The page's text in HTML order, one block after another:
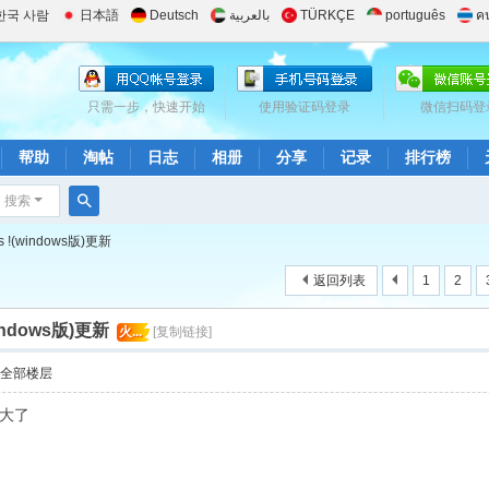
국 사람 日本語 Deutsch بالعربية TÜRKÇE português ค
微信扫码登
使用验证码登录
只需一步，快速开始
帮助 淘帖 日志 相册 分享 记录 排行榜
搜索
搜
!(windows版)更新
1 2
返回列表
版)更新 火... [复制链接]
部楼层
了